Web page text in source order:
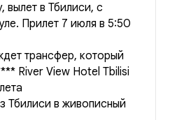
вылет в Тбилиси, с
Прилет 7 июля в 5:50
трансфер, который
River View Hotel Tbilisi
Тбилиси в живописный